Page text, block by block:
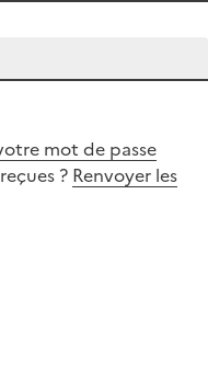
mot de passe
? Renvoyer les